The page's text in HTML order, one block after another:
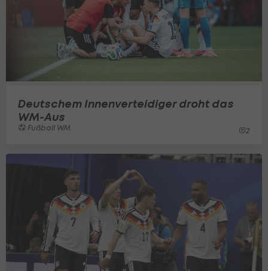
Deutschem Innenverteidiger droht das
WM-Aus
Fußball WM 2